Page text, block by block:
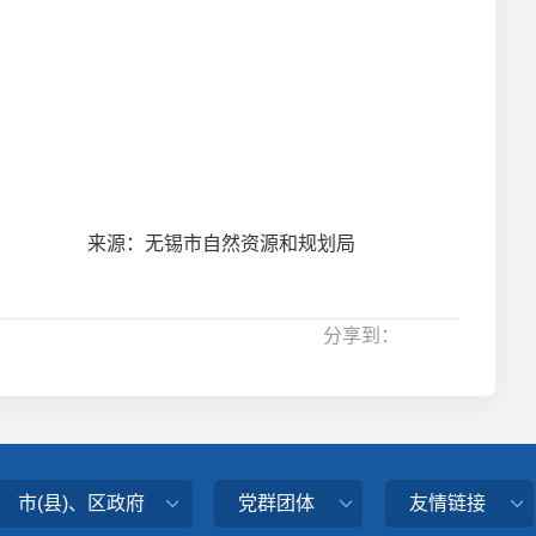
来源：无锡市自然资源和规划局
分享到：
市(县)、区政府 党群团体 友情链接